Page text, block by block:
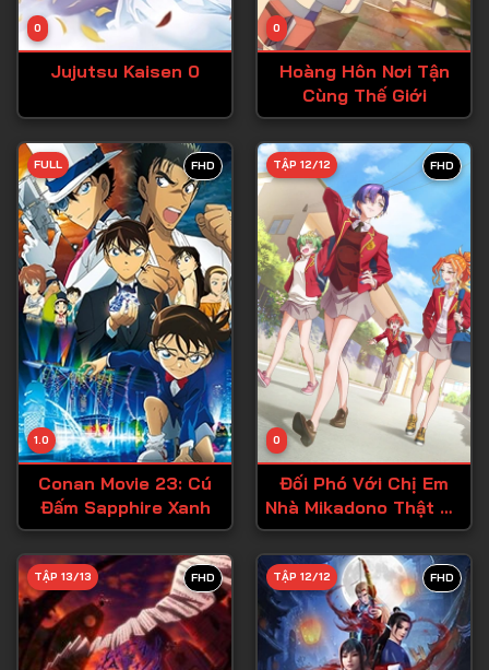
Tập 14
Tập 15
Tập 17
Tập 18
Tập 19
Tập 20
Tập 21
Tập 22
Tập 23
Tập 24
Tập 25
Tập 26
Tập 27
Tập 29
Tập 30
Tập 31
0
Jujutsu Kaisen 0
0
Hoàng Hôn Nơi Tận
Cùng Thế Giới
FHD
1.0
FULL
Conan Movie 23: Cú
Đấm Sapphire Xanh
FHD
0
TẬP 12/12
Đối Phó Với Chị Em
Nhà Mikadono Thật Dễ
Dàng
FHD
TẬP 13/13 FHD
TẬP 12/12